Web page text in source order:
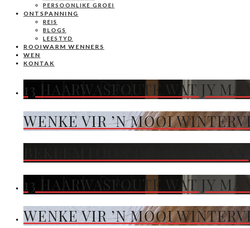
PERSOONLIKE GROEI
ONTSPANNING
REIS
BLOGS
LEESTYD
ROOIWARM WENNERS
WEN
KONTAK
13 HAARWASFOUTE WAT JY
WENKE VIR ’N MOOI
13 HAARWASFOUTE WAT JY
WENKE VIR ’N MOOI